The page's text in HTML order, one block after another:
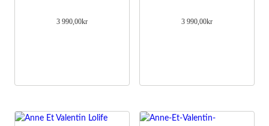
3 990,00kr 3 990,00kr